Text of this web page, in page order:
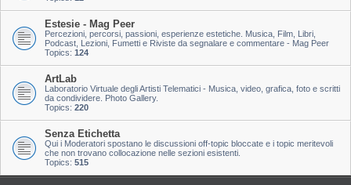
Estesie - Mag Peer
Percezioni, percorsi, passioni, esperienze estetiche. Musica, Film, Libri,
Podcast, Lezioni, Fumetti e Riviste da segnalare e commentare - Mag Peer
Topics: 124
ArtLab
Laboratorio Virtuale degli Artisti Telematici - Musica, video, grafica, foto e scritti
da condividere. Photo Gallery.
Topics: 220
Senza Etichetta
Qui i Moderatori spostano le discussioni off-topic bloccate e i topic meritevoli
che non trovano collocazione nelle sezioni esistenti.
Topics: 515